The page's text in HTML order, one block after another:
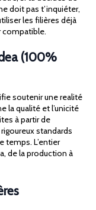
doit pas t’inquiéter,
les filières déjà
compatible.
(100%
soutenir une realité
la qualité et l’unicité
à partir de
standards
temps. L’entier
de la production à